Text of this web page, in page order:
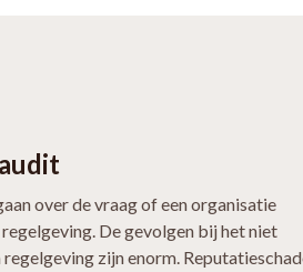
over de vraag of een organisatie
De gevolgen bij het niet
zijn enorm.